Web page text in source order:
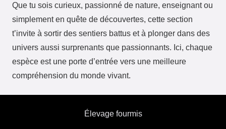
Que tu sois curieux, passionné de nature, enseignant ou
simplement en quête de découvertes, cette section
t’invite à sortir des sentiers battus et à plonger dans des
univers aussi surprenants que passionnants. Ici, chaque
espèce est une porte d’entrée vers une meilleure
compréhension du monde vivant.
Élevage fourmis